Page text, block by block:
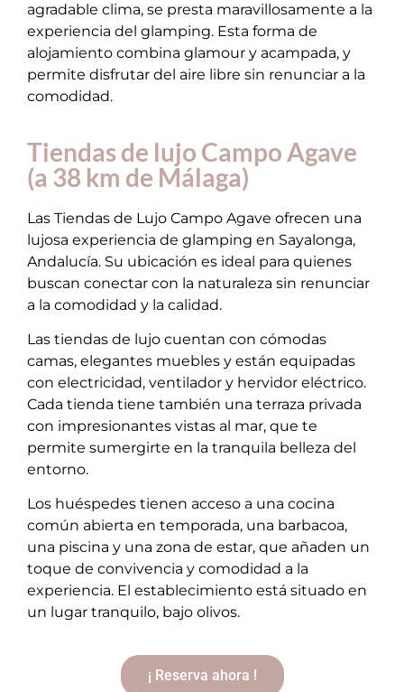
agradable clima, se presta maravillosamente a la
experiencia del glamping. Esta forma de
alojamiento combina glamour y acampada, y
permite disfrutar del aire libre sin renunciar a la
comodidad.
Tiendas de lujo Campo Agave
(a 38 km de Málaga)
Las Tiendas de Lujo Campo Agave ofrecen una
lujosa experiencia de glamping en Sayalonga,
Andalucía. Su ubicación es ideal para quienes
buscan conectar con la naturaleza sin renunciar
a la comodidad y la calidad.
Las tiendas de lujo cuentan con cómodas
camas, elegantes muebles y están equipadas
con electricidad, ventilador y hervidor eléctrico.
Cada tienda tiene también una terraza privada
con impresionantes vistas al mar, que te
permite sumergirte en la tranquila belleza del
entorno.
Los huéspedes tienen acceso a una cocina
común abierta en temporada, una barbacoa,
una piscina y una zona de estar, que añaden un
toque de convivencia y comodidad a la
experiencia. El establecimiento está situado en
un lugar tranquilo, bajo olivos.
¡ Reserva ahora !